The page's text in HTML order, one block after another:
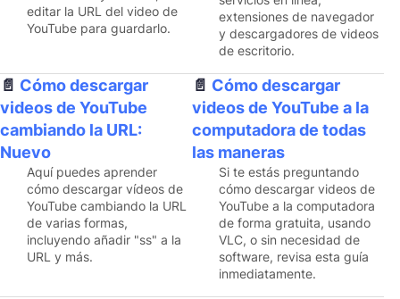
editar la URL del video de
YouTube para guardarlo.
extensiones de navegador
y descargadores de videos
de escritorio.
Cómo descargar
videos de YouTube
cambiando la URL:
Nuevo
Aquí puedes aprender
cómo descargar vídeos de
YouTube cambiando la URL
de varias formas,
incluyendo añadir "ss" a la
URL y más.
Cómo descargar
videos de YouTube a la
computadora de todas
las maneras
Si te estás preguntando
cómo descargar videos de
YouTube a la computadora
de forma gratuita, usando
VLC, o sin necesidad de
software, revisa esta guía
inmediatamente.